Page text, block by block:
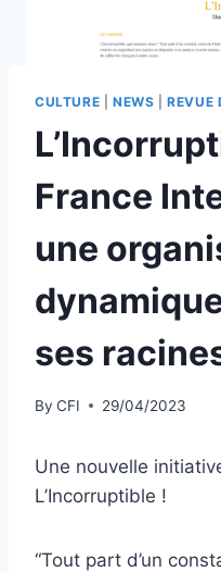
CULTURE NEWS |REVUE
France
une
ses
By CFI 29/04/2023
Une nouvelle
L’Incorruptible !
“Tout part d’un